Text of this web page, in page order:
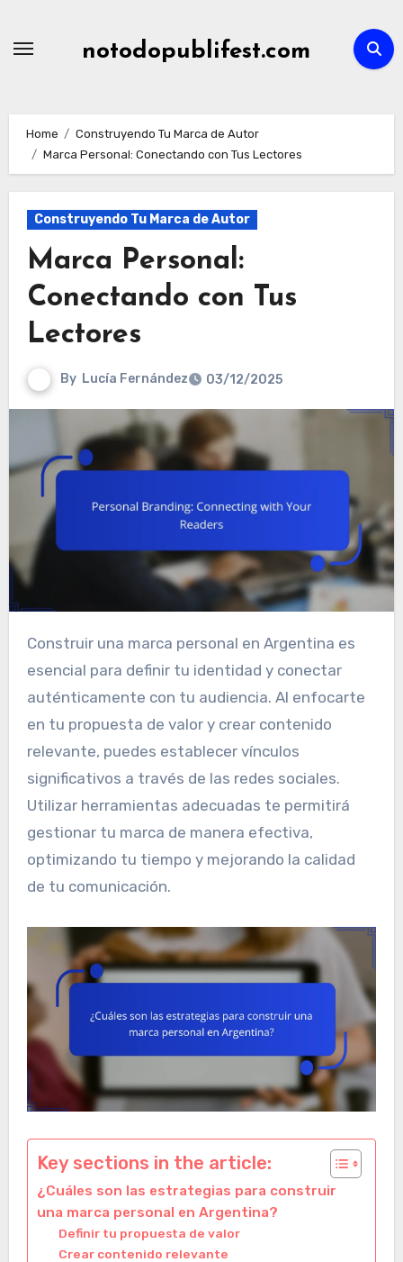
notodopublifest.com
Home
Construyendo Tu Marca de Autor
Marca Personal: Conectando con Tus Lectores
Construyendo Tu Marca de Autor
Marca Personal:
Conectando con Tus
Lectores
By Lucía Fernández 03/12/2025
Construir una marca personal en Argentina es
esencial para definir tu identidad y conectar
auténticamente con tu audiencia. Al enfocarte
en tu propuesta de valor y crear contenido
relevante, puedes establecer vínculos
significativos a través de las redes sociales.
Utilizar herramientas adecuadas te permitirá
gestionar tu marca de manera efectiva,
optimizando tu tiempo y mejorando la calidad
de tu comunicación.
Key sections in the article:
¿Cuáles son las estrategias para construir
una marca personal en Argentina?
Definir tu propuesta de valor
Crear contenido relevante